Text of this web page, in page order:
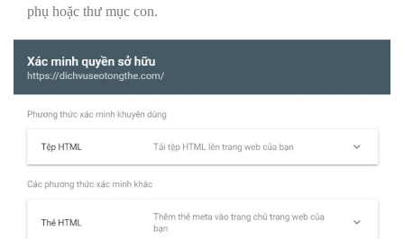
phụ hoặc thư mục con.